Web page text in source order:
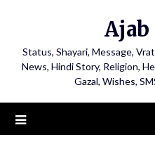
Ajab
Status, Shayari, Message,
News, Hindi Story, Religion,
Gazal, Wishes,